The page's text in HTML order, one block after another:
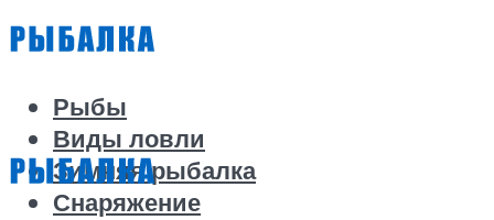
Рыбы
Виды ловли
Зимняя рыбалка
Снаряжение